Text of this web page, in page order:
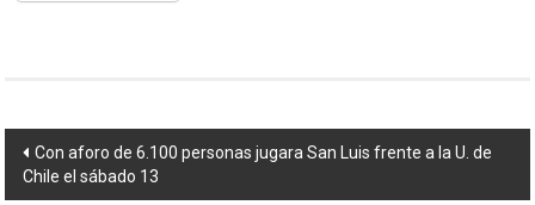
Navegación
de
Con aforo de 6.100 personas jugara San Luis frente a la U. de
Chile el sábado 13